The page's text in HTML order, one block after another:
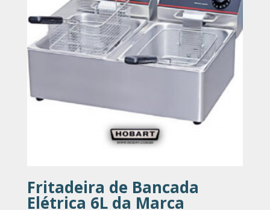
Fritadeira de Bancada
Elétrica 6L da Marca